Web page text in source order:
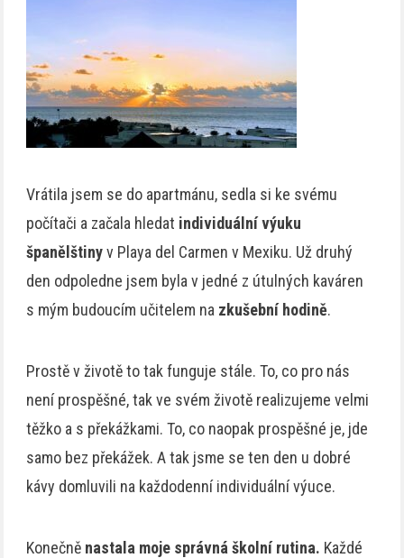
Vrátila jsem se do apartmánu, sedla si ke svému
počítači a začala hledat individuální výuku
španělštinyv Playa del Carmen v Mexiku. Už druhý
den odpoledne jsem byla v jedné z útulných kaváren
s mým budoucím učitelem na zkušební hodině.
Prostě v životě to tak funguje stále. To, co pro nás
není prospěšné, tak ve svém životě realizujeme velmi
těžko a s překážkami. To, co naopak prospěšné je, jde
samo bez překážek. A tak jsme se ten den u dobré
kávy domluvili na každodenní individuální výuce.
Konečně nastala moje správná školní rutina. Každé